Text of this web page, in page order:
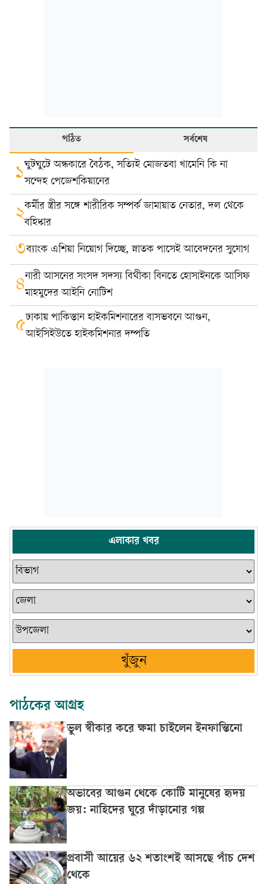
পঠিত সর্বশেষ
১ঘুটঘুটে অন্ধকারে বৈঠক, সত্যিই মোজতবা খামেনি কি না
সন্দেহ পেজেশকিয়ানের
২কর্মীর স্ত্রীর সঙ্গে শারীরিক সম্পর্ক জামায়াত নেতার, দল থেকে
বহিষ্কার
৩ব্যাংক এশিয়া নিয়োগ দিচ্ছে, স্নাতক পাসেই আবেদনের সুযোগ
৪নারী আসনের সংসদ সদস্য বিথীকা বিনতে হোসাইনকে আসিফ
মাহমুদের আইনি নোটিশ
৫ঢাকায় পাকিস্তান হাইকমিশনারের বাসভবনে আগুন,
আইসিইউতে হাইকমিশনার দম্পতি
এলাকার খবর
খুঁজুন
পাঠকের আগ্রহ
ভুল স্বীকার করে ক্ষমা চাইলেন ইনফান্তিনো
অভাবের আগুন থেকে কোটি মানুষের হৃদয়
জয়: নাহিদের ঘুরে দাঁড়ানোর গল্প
প্রবাসী আয়ের ৬২ শতাংশই আসছে পাঁচ দেশ
থেকে